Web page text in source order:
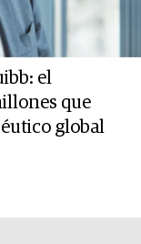
el
que
global